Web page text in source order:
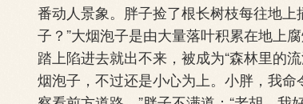
番动人景象。胖子捡了根长树枝每往地
子？”大烟泡子是由大量落叶积累在地上
踏上陷进去就出不来，被成为“森林里的
烟泡子，不过还是小心为上。小胖，我